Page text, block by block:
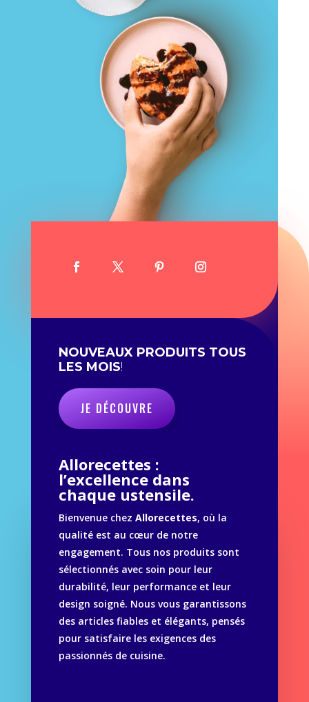
NOUVEAUX PRODUITS TOUS
LES MOIS!
JE DÉCOUVRE
Allorecettes :
l’excellence dans
chaque ustensile.
Bienvenue chez Allorecettes, où la
qualité est au cœur de notre
engagement. Tous nos produits sont
sélectionnés avec soin pour leur
durabilité, leur performance et leur
design soigné. Nous vous garantissons
des articles fiables et élégants, pensés
pour satisfaire les exigences des
passionnés de cuisine.